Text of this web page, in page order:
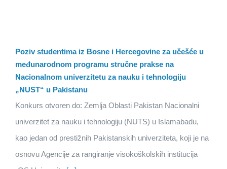
Poziv studentima iz Bosne i Hercegovine za učešće u
međunarodnom programu stručne prakse na
Nacionalnom univerzitetu za nauku i tehnologiju
„NUST“ u Pakistanu
Konkurs otvoren do: Zemlja Oblasti Pakistan Nacionalni
univerzitet za nauku i tehnologiju (NUTS) u Islamabadu,
kao jedan od prestižnih Pakistanskih univerziteta, koji je na
osnovu Agencije za rangiranje visokoškolskih institucija